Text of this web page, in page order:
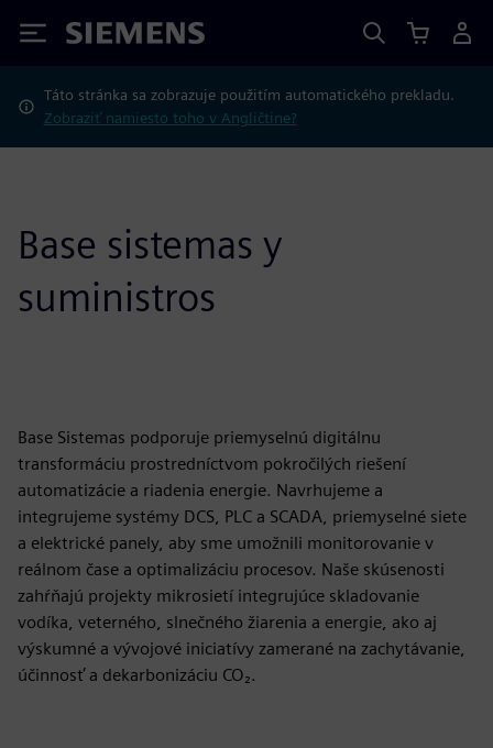
Siemens
Táto stránka sa zobrazuje použitím automatického prekladu.
Zobraziť namiesto toho v Angličtine?
Base sistemas y
suministros
Base Sistemas podporuje priemyselnú digitálnu
transformáciu prostredníctvom pokročilých riešení
automatizácie a riadenia energie. Navrhujeme a
integrujeme systémy DCS, PLC a SCADA, priemyselné siete
a elektrické panely, aby sme umožnili monitorovanie v
reálnom čase a optimalizáciu procesov. Naše skúsenosti
zahŕňajú projekty mikrosietí integrujúce skladovanie
vodíka, veterného, slnečného žiarenia a energie, ako aj
výskumné a vývojové iniciatívy zamerané na zachytávanie,
účinnosť a dekarbonizáciu CO₂.